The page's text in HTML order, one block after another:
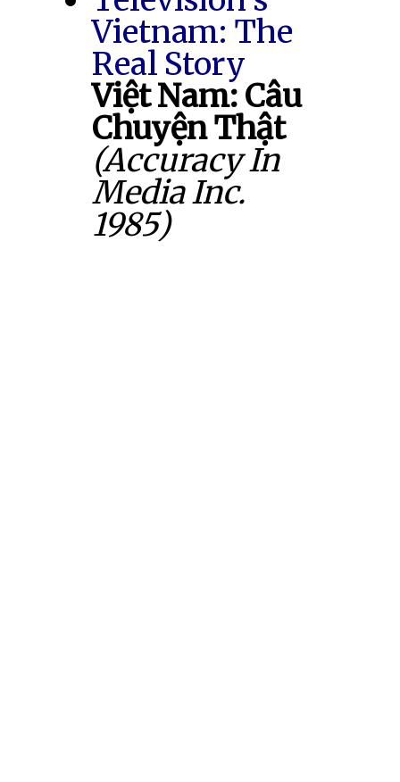
Vietnam: The
Real Story
Việt Nam: Câu
Chuyện Thật
(Accuracy In
Media Inc.
1985)